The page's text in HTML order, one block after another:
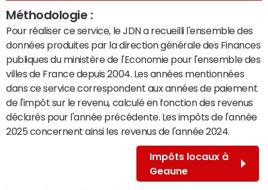
Méthodologie :
Pour réaliser ce service, le JDN a recueilli l'ensemble des
données produites par la direction générale des Finances
publiques du ministère de l'Economie pour l'ensemble des
villes de France depuis 2004. Les années mentionnées
dans ce service correspondent aux années de paiement
de l'impôt sur le revenu, calculé en fonction des revenus
déclarés pour l'année précédente. Les impôts de l'année
2025 concernent ainsi les revenus de l'année 2024.
Impôts locaux à
Geaune